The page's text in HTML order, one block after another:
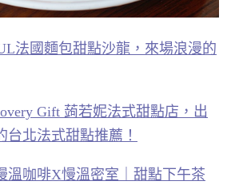
法國麵包甜點沙龍，來場浪漫的
Gift 蒟若妮法式甜點店，出
台北法式甜點推薦！
溫咖啡X慢溫密室｜甜點下午茶